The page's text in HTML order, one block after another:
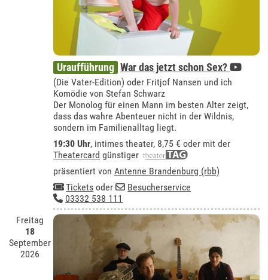
Uraufführung War das jetzt schon Sex?
(Die Vater-Edition) oder Fritjof Nansen und ich
Komödie von Stefan Schwarz
Der Monolog für einen Mann im besten Alter zeigt,
dass das wahre Abenteuer nicht in der Wildnis,
sondern im Familienalltag liegt.
19:30 Uhr, intimes theater, 8,75 € oder mit der
Theatercard günstiger
präsentiert vonAntenne Brandenburg (rbb)
Tickets oder
Besucherservice
03332 538 111
Freitag
18
September
2026